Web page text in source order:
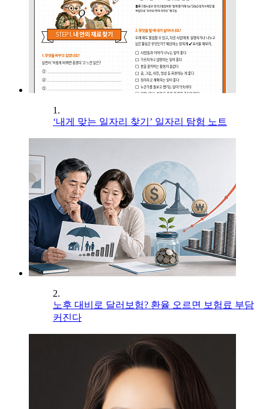
1.
‘내게 맞는 일자리 찾기’ 일자리 탐험 노트
2.
노후 대비로 달러보험? 환율 오르면 보험료 부담
커진다